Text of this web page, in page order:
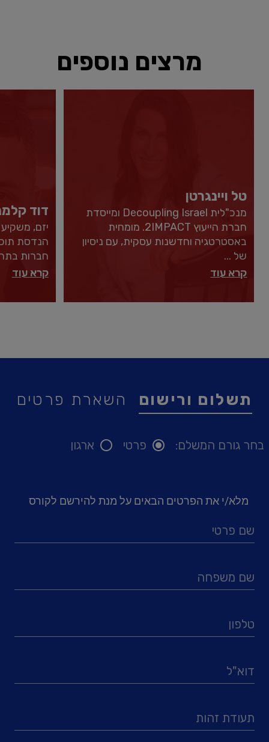
מרצים נוספים
טל ויינגרטן
מנכ"לית Decoupling Israel ומייסדת
חברת הייעוץ 2IMPACT. מומחית
באסטרטגיה וחדשנות עסקית, עם ניסיון
של ...
קרא עוד
דוד
הנדסת
חברות
קרא עוד
תשלום ורישום השארת פרטים
בחר גורם המשלם: פרטי ארגון
מלא/י את הפרטים הבאים על מנת להירשם לקורס
שם פרטי
שם משפחה
טלפון
דוא"ל
תעודת זהות